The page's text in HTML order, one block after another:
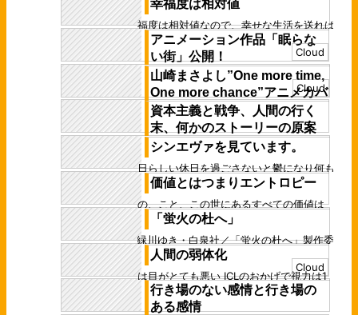
部をエレベーターが貫いている 貫いている
ばかりか、そのままメインタワーの上空に
伸び...
幸福度は相対値
幸福度は相対値なので、幸せな生活を送れば
幸せに生きられるわけではない むしろ、幸
せの水準が上がってしまうと些細な幸せを
幸...
アニメーション作品「眠らな
い街」公開！
アニメーション作品「眠らない街」を公開
しました！ 今回は3DCGと映像編集とイラ
ストを結集させた作品です それと、音源
も...
Cloud
山崎まさよし”One more time,
One more chance”アニメカバ
ーMV 3DCG制作を担当しま
した。
山崎まさよし”One more time, One more
chance”アニメカバーMVにて、3DCG制作
にて参加し...
Cloud
資本主義と戦争、人間の行く
末、何かのストーリーの原案
資本主義と戦争は違うようで実は同じだ 両
方とも競争だし、両方とも格差を原動力に
して動く 経済は、何かを持っている人が持
た...
シンエヴァを見ています。
休日らしい休日を過ごさないと鬱になり何も
できなくなりそうなので、今日はとりあえ
ず、休日らしい休日を過ごせるように心がけ
た...
価値とはつまりエントロピー
もの、こと、この世にあるすべての価値は
すなわち、エントロピー。 均衡状態が無価
値で、その逆に価値がある 世の摂理の一つ
に...
「蛍火の杜へ」
©緑川ゆき・白泉社／「蛍火の杜へ」製作委
員会 この作品は結構前に見てから、ずっと
心に残っているアニメだった Dアニメスト...
人間の弱体化
僕は目がとても悪い ICLのおかげで視力は1
以上になったが、その前はほとんど0だった
この動画はICLを受ける寸前に、自...
Cloud
行き場のない感情と行き場の
ある感情